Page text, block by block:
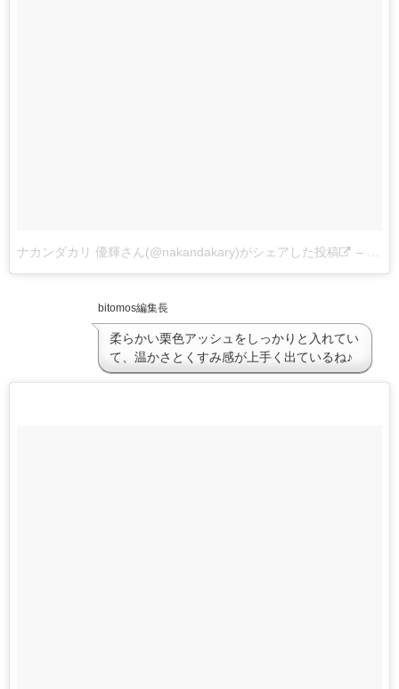
ナカンダカリ 優輝さん(@nakandakary)がシェアした投稿 –
bitomos編集長
柔らかい栗色アッシュをしっかりと入れてい
て、温かさとくすみ感が上手く出ているね♪